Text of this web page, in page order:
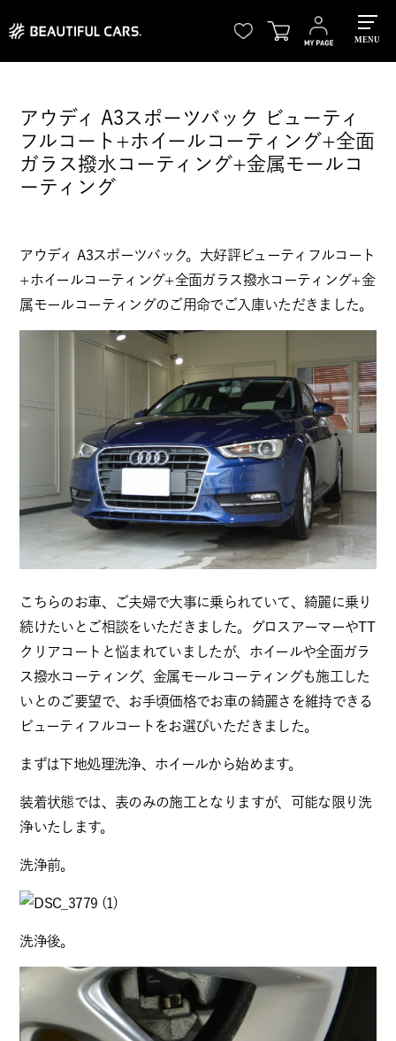
MENU
アウディ A3スポーツバック ビューティ
フルコート+ホイールコーティング+全面
ガラス撥水コーティング+金属モールコ
ーティング
アウディ A3スポーツバック。大好評ビューティフルコート
+ホイールコーティング+全面ガラス撥水コーティング+金
属モールコーティングのご用命でご入庫いただきました。
こちらのお車、ご夫婦で大事に乗られていて、綺麗に乗り
続けたいとご相談をいただきました。グロスアーマーやTT
クリアコートと悩まれていましたが、ホイールや全面ガラ
ス撥水コーティング、金属モールコーティングも施工した
いとのご要望で、お手頃価格でお車の綺麗さを維持できる
ビューティフルコートをお選びいただきました。
まずは下地処理洗浄、ホイールから始めます。
装着状態では、表のみの施工となりますが、可能な限り洗
浄いたします。
洗浄前。
洗浄後。